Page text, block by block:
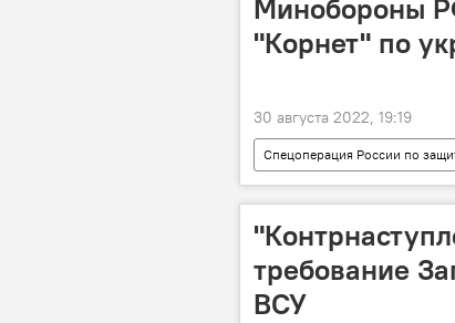
Минобороны
"Корнет" по
30 августа 2022, 19:19
Спецоперация России по
СВО
требование
ВСУ